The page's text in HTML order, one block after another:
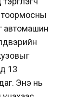
тоормосны
автомашин
13
Энэ нь